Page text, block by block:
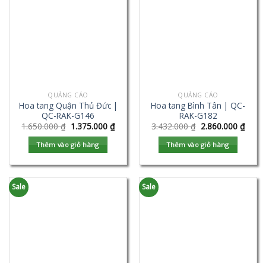
QUẢNG CÁO
Hoa tang Quận Thủ Đức |
QC-RAK-G146
1.650.000₫ 1.375.000 ₫
Thêm vào giỏ hàng
QUẢNG CÁO
Hoa tang Bình Tân | QC-
RAK-G182
3.432.000₫ 2.860.000 ₫
Thêm vào giỏ hàng
Sale Sale